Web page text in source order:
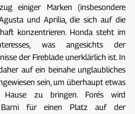
einiger Marken (insbesondere
und Aprilia, die sich auf die
konzentrieren. Honda steht im
was angesichts der
der Fireblade unerklärlich ist. In
auf ein beinahe unglaubliches
sein, um überhaupt etwas
zu bringen. Forés wird
Barni für einen Platz auf der